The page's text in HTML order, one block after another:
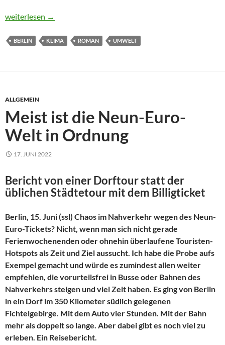
Klimawandel und Familie
weiterlesen →
BERLIN KLIMA ROMAN UMWELT
ALLGEMEIN
Meist ist die Neun-Euro-
Welt in Ordnung
17. JUNI 2022
Bericht von einer Dorftour statt der
üblichen Städtetour mit dem Billigticket
Berlin, 15. Juni (ssl) Chaos im Nahverkehr wegen des Neun-
Euro-Tickets? Nicht, wenn man sich nicht gerade
Ferienwochenenden oder ohnehin überlaufene Touristen-
Hotspots als Zeit und Ziel aussucht. Ich habe die Probe aufs
Exempel gemacht und würde es zumindest allen weiter
empfehlen, die vorurteilsfrei in Busse oder Bahnen des
Nahverkehrs steigen und viel Zeit haben. Es ging von Berlin
in ein Dorf im 350 Kilometer südlich gelegenen
Fichtelgebirge. Mit dem Auto vier Stunden. Mit der Bahn
mehr als doppelt so lange. Aber dabei gibt es noch viel zu
erleben. Ein Reisebericht.